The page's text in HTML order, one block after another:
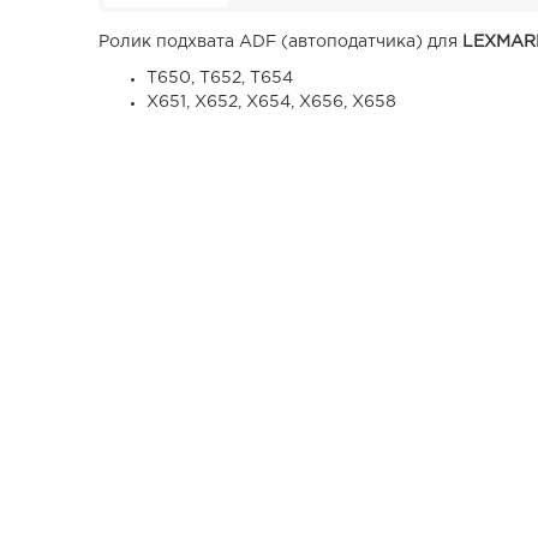
Ролик подхвата ADF (автоподатчика) для
T650, T652, T654
X651, X652, X654, X656, X658